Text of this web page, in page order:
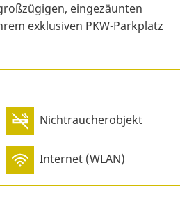
eingezäunten
exklusiven PKW-Parkplatz
Nichtraucherobjekt
Internet (WLAN)